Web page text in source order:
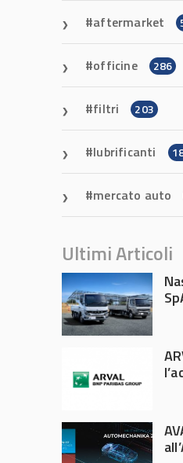
aftermarket
officine 286
filtri 203
lubrificanti
mercato auto
Ultimi Articoli